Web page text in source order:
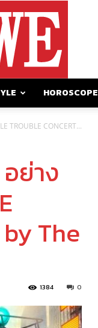
HOROSCOPE
TROUBLE CONCERT...
ย่าง
by The
0
1384